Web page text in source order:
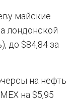
майские
лондонской
до $84,84 за
на нефть
на $5,95